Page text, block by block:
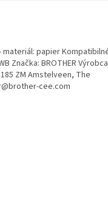
papier
Značka: BROTHER
ZM Amstelveen, The
cee.com